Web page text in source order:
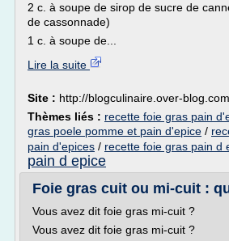
2 c. à soupe de sirop de sucre de
de cassonnade)
1 c. à soupe de...
Lire la suite
Site : http://blogculinaire.over-blog.com
Thèmes liés : recette foie gras pain
gras poele pomme et pain d'epice /
pain d'epices / recette foie gras pain d
pain d epice
Foie gras cuit ou mi-cuit :
Vous avez dit foie gras mi-cuit ?
Vous avez dit foie gras mi-cuit ?